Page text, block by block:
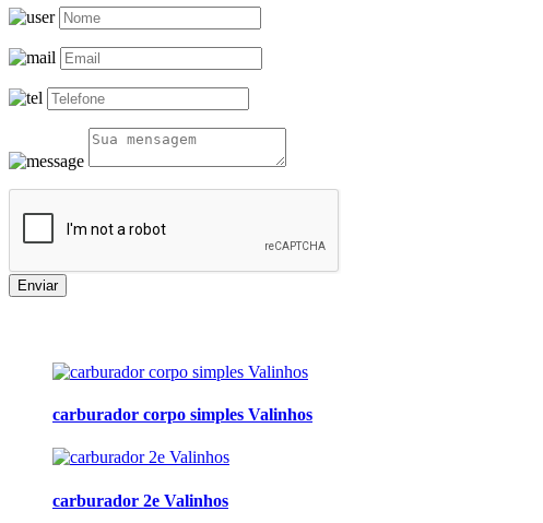
Enviar
carburador corpo simples Valinhos
carburador 2e Valinhos